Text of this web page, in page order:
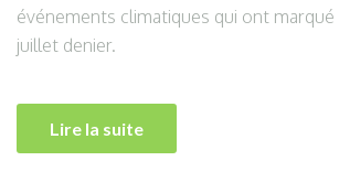
événements climatiques qui ont
juillet denier.
Lire la suite